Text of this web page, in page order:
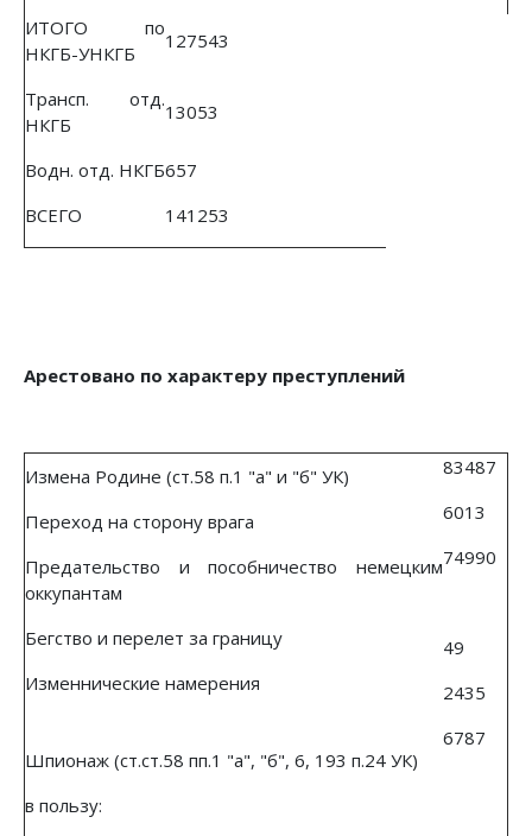
ИТОГО по
НКГБ-УНКГБ
127543
Трансп. отд.
НКГБ
13053
Водн. отд. НКГБ657
ВСЕГО
141253
Арестовано по характеру преступлений
Измена Родине (ст.58 п.1 "а" и "б" УК)
Переход на сторону врага
Предательство и пособничество немецким
оккупантам
Бегство и перелет за границу
Изменнические намерения
83487
6013
74990
49
2435
Шпионаж (ст.ст.58 пп.1 "а", "б", 6, 193 п.24 УК)
в пользу:
6787